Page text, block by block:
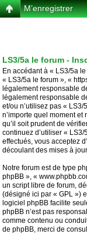
M’enregistrer
LS3/5a le forum -
En accédant à « LS3/5a
« LS3/5a le forum », «
légalement responsable
légalement responsable
et/ou n’utilisez pas «
n’importe quel moment
qu’il soit prudent de
continuez d’utiliser «
effectués, vous acceptez
découlant des mises à
Notre forum est de type
phpBB », «
un script libre de forum,
(désigné ici par « GPL »)
logiciel phpBB facilite
phpBB n’est pas
comme contenu ou
de phpBB, merci de